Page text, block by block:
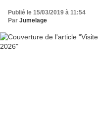
Publié le 15/03/2019 à 11:54
Par Jumelage